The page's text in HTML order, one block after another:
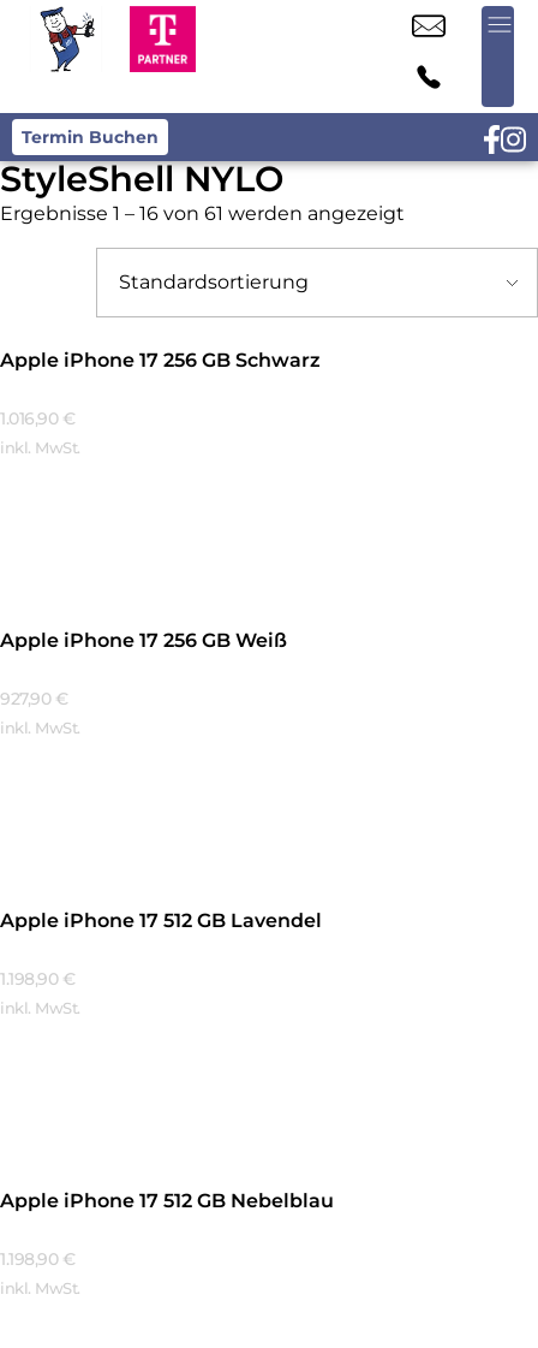
Termin Buchen
StyleShell NYLO
Ergebnisse 1 – 16 von 61 werden angezeigt
Apple iPhone 17 256 GB Schwarz
1.016,90 €
inkl. MwSt.
Apple iPhone 17 256 GB Weiß
927,90 €
inkl. MwSt.
Apple iPhone 17 512 GB Lavendel
1.198,90 €
inkl. MwSt.
Apple iPhone 17 512 GB Nebelblau
1.198,90 €
inkl. MwSt.